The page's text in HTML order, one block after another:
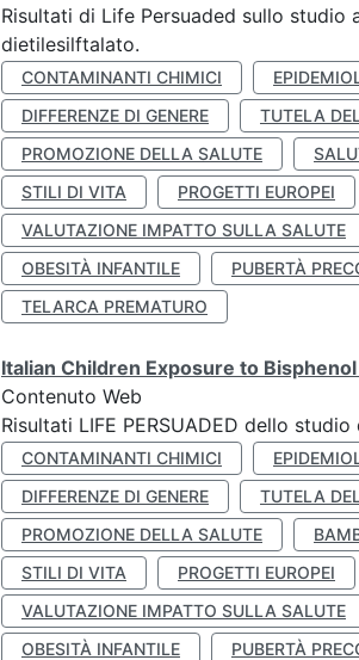
Risultati di Life Persuaded sullo
dietilesilftalato.
CONTAMINANTI CHIMICI
DIFFERENZE DI GENERE
TUTELA
PROMOZIONE DELLA SALUTE
STILI DI VITA
PROGETTI EUROPEI
VALUTAZIONE IMPATTO SULLA SALUTE
OBESITÀ INFANTILE
PUBERTÀ
TELARCA PREMATURO
Italian Children Exposure to
Contenuto Web
Risultati LIFE PERSUADED dello
CONTAMINANTI CHIMICI
DIFFERENZE DI GENERE
TUTELA
PROMOZIONE DELLA SALUTE
STILI DI VITA
PROGETTI EUROPEI
VALUTAZIONE IMPATTO SULLA SALUTE
OBESITÀ INFANTILE
PUBERTÀ